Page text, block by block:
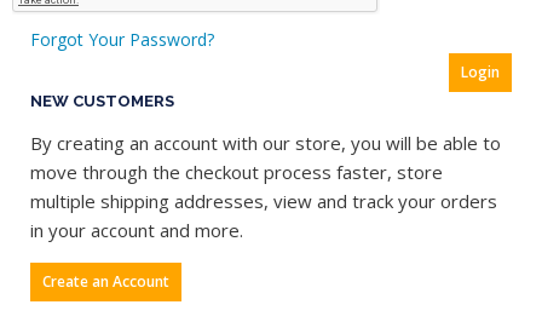
Forgot Your Password?
Login
NEW CUSTOMERS
By creating an account with our store, you will be able to
move through the checkout process faster, store
multiple shipping addresses, view and track your orders
in your account and more.
Create an Account